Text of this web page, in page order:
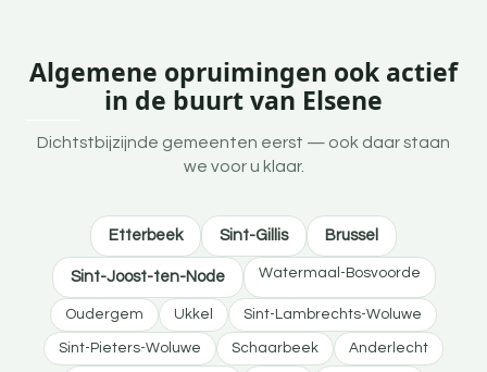
Algemene opruimingen ook actief
in de buurt van Elsene
Dichtstbijzijnde gemeenten eerst — ook daar staan
we voor u klaar.
Etterbeek Sint-Gillis Brussel
Sint-Joost-ten-Node Watermaal-Bosvoorde
Oudergem Ukkel Sint-Lambrechts-Woluwe
Sint-Pieters-Woluwe Schaarbeek Anderlecht